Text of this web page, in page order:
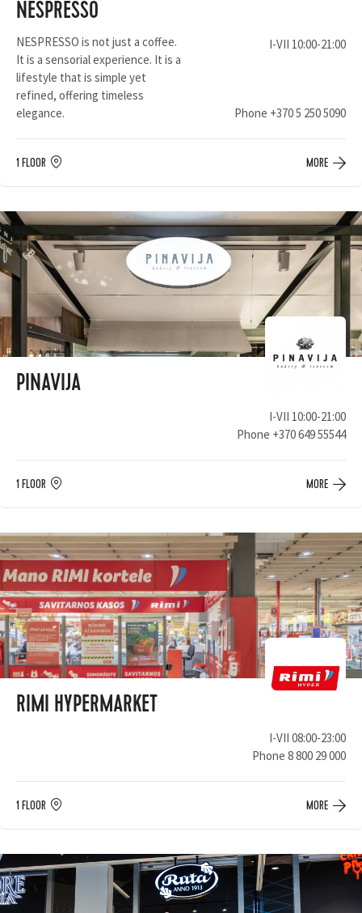
NESPRESSO
NESPRESSO is not just a coffee.
It is a sensorial experience. It is a
lifestyle that is simple yet
refined, offering timeless
elegance.
I-VII 10:00-21:00
Phone +370 5 250 5090
1 FLOOR MORE
PINAVIJA
I-VII 10:00-21:00
Phone +370 649 55544
1 FLOOR MORE
RIMI HYPERMARKET
I-VII 08:00-23:00
Phone 8 800 29 000
1 FLOOR MORE